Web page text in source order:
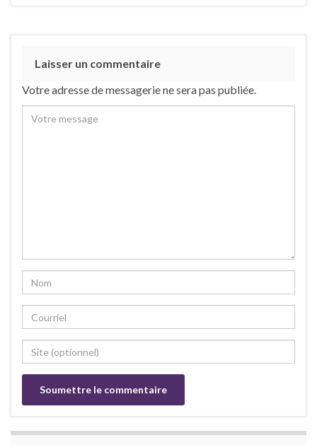
Laisser un commentaire
Votre adresse de messagerie ne sera pas publiée.